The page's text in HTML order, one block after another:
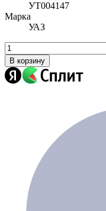
УТ004147
Марка
УАЗ
В корзину